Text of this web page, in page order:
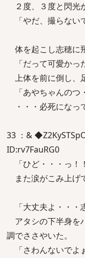
２度、３度と閃光
「やだ、撮らない
体を起こし志穂に
「だって可愛かっ
上体を前に倒し、
「あやちゃんのつ
・・・必死になっ
33 ：&
ID:rv7FauRG0
「ひど・・・っ！
また涙がこみ上げ
「大丈夫よ・・・
アタシの下半身を
調でささやいた。
「さわんないでよ